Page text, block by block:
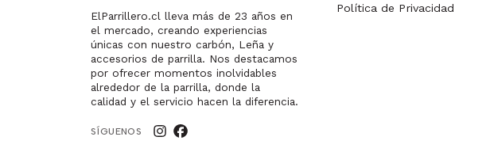
ElParrillero.cl lleva más de 23 años en
el mercado, creando experiencias
únicas con nuestro carbón, Leña y
accesorios de parrilla. Nos destacamos
por ofrecer momentos inolvidables
alrededor de la parrilla, donde la
calidad y el servicio hacen la diferencia.
SÍGUENOS
Política de Privacidad